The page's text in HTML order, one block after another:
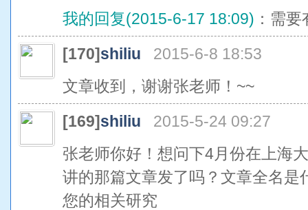
我的回复(2015-6-17 18:09) ：需
[170]shiliu
2015-6-8 18:53
文章收到，谢谢张老师！~~
[169]shiliu
2015-5-24 09:27
张老师你好！想问下4月份在上海
讲的那篇文章发了吗？文章全名
您的相关研究